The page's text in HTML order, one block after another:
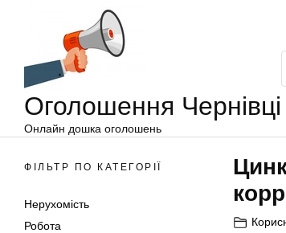
Оголошення Чернівці
Онлайн дошка оголошень
ФІЛЬТР ПО КАТЕГОРІЇ
Нерухомість
Робота